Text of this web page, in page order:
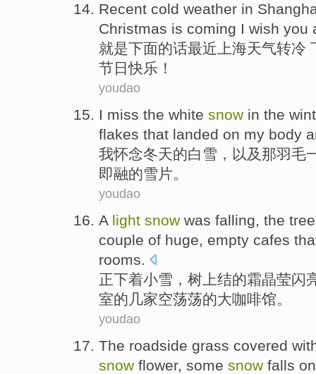
Recent cold weather in
Christmas is coming I wish you
就是下面的话最近 上海天气转冷
节日快乐 ！
youdao
I miss the white snow in the
flakes that landed on my body
我怀念冬天的白雪 ， 以及 那羽毛
即融的雪片。
youdao
A light snow was falling, the
couple of huge, empty cafes
rooms.
正下着小雪 ， 树上结的霜晶莹闪
室的 几家空荡荡的大咖啡馆。
youdao
The roadside grass covered
snow flower, some snow falls